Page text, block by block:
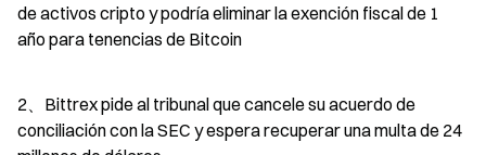
de activos cripto y podría eliminar la exención fiscal de 1
año para tenencias de Bitcoin
2、Bittrex pide al tribunal que cancele su acuerdo de
conciliación con la SEC y espera recuperar una multa de 24